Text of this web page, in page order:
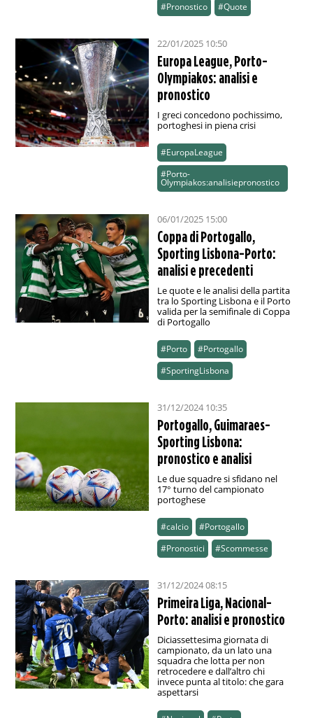
#Pronostico
#Quote
22/01/2025 10:50
Europa League, Porto-
Olympiakos: analisi e
pronostico
I greci concedono pochissimo,
portoghesi in piena crisi
#EuropaLeague
#Porto-
Olympiakos:analisiepronostico
06/01/2025 15:00
Coppa di Portogallo,
Sporting Lisbona-Porto:
analisi e precedenti
Le quote e le analisi della partita
tra lo Sporting Lisbona e il Porto
valida per la semifinale di Coppa
di Portogallo
#Porto
#Portogallo
#SportingLisbona
31/12/2024 10:35
Portogallo, Guimaraes-
Sporting Lisbona:
pronostico e analisi
Le due squadre si sfidano nel
17° turno del campionato
portoghese
#calcio
#Portogallo
#Pronostici
#Scommesse
31/12/2024 08:15
Primeira Liga, Nacional-
Porto: analisi e pronostico
Diciassettesima giornata di
campionato, da un lato una
squadra che lotta per non
retrocedere e dall’altro chi
invece punta al titolo: che gara
aspettarsi